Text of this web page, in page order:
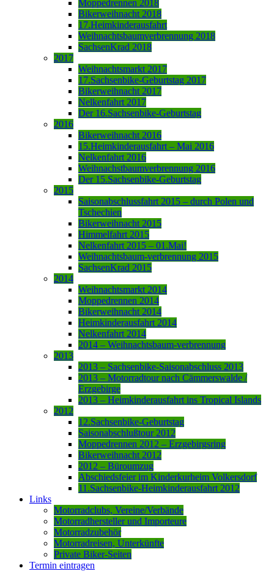
Moppedrennen 2018
Bikerweihnacht 2018
17.Heimkinderausfahrt
Weihnachtsbaumverbrennung 2018
SachsenKrad 2018
2017
Weihnachtsmarkt 2017
17.Sachsenbike-Geburtstag 2017
Bikerweihnacht 2017
Nelkenfahrt 2017
Der 16.Sachsenbike-Geburtstag
2016
Bikerweihnacht 2016
15.Heimkinderausfahrt – Mai 2016
Nelkenfahrt 2016
Weihnachstbaumverbrennung 2016
Der 15.Sachsenbike-Geburtstag
2015
Saisonabschlussfahrt 2015 – durch Polen und
Tschechien
Bikerweihnacht 2015
Himmelfahrt 2015
Nelkenfahrt 2015 – 01.Mai!
Weihnachtsbaum-verbrennung 2015
SachsenKrad 2015
2014
Weihnachtsmarkt 2014
Moppedrennen 2014
Bikerweihnacht 2014
Heimkinderausfahrt 2014
Nelkenfahrt 2014
2014 – Weihnachtsbaum-verbrennung
2013
2013 – Sachsenbike-Saisonabschluss 2013
2013 – Motorradtour nach Cämmerswalde /
Erzgebirge
2013 – Heimkinderausfahrt ins Tropical Islands
2012
12.Sachsenbike-Geburtstag
Saisonabschlußtour 2012
Moppedrennen 2012 – Erzgebirgsring
Bikerweihnacht 2012
2012 – Büroumzug
Abschiedsfeier im Kinderkurheim Volkersdorf
11.Sachsenbike-Heimkinderausfahrt 2012
Links
Motorradclubs, Vereine/Verbände
Motorradhersteller und Importeure
Motorradzubehör
Motorradreisen, Unterkünfte
Private Biker-Seiten
Termin eintragen